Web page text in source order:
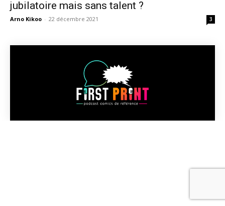
jubilatoire mais sans talent ?
Arno Kikoo - 22 décembre 2021 3